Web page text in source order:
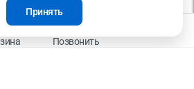
Позвонить
на основе ваших предпочтений и интересов.
рекомендательные технологии —
технологий
Принять